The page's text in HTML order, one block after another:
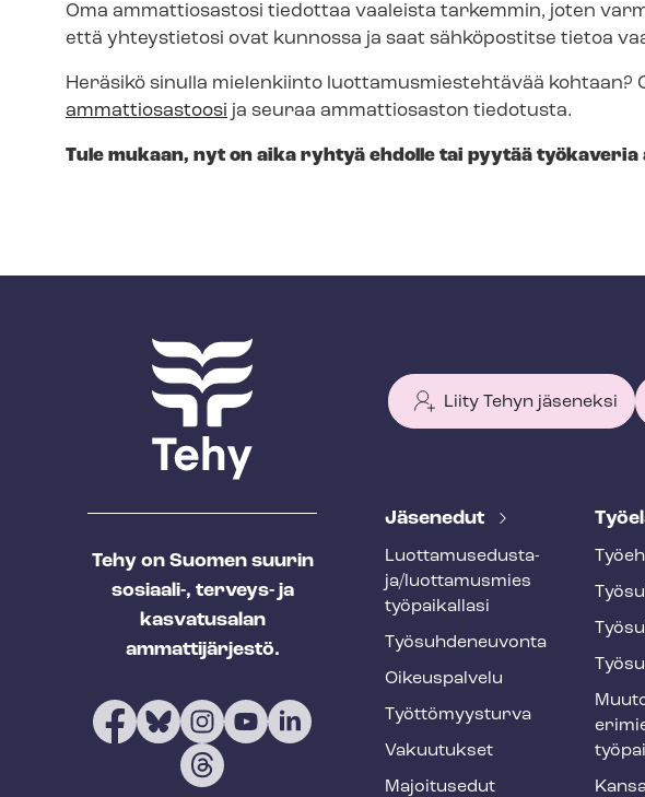
Oma ammattiosastosi tiedottaa vaaleista tarkemmin, joten
että yhteystietosi ovat kunnossa ja saat sähköpostitse tietoa
Heräsikö sinulla mielenkiinto luot­ta­mus­mies­teh­tä­vää kohtaan?
ammattiosastoosi ja seuraa ammattiosaston tiedotusta.
Tule mukaan, nyt on aika ryhtyä ehdolle tai pyytää työkaveria
Tehy on Suomen suurin
sosiaali-, terveys- ja
kasvatusalan
ammattijärjestö.
Liity Tehyn jäseneksi
T
h
y
f
o
o
t
e
Jäsenedut
Luot­ta­muse­dus­ta­
ja/luottamusmies
työpaikallasi
Työ­suh­de­neu­von­ta
Oikeuspalvelu
Työt­tö­myys­tur­va
Vakuutukset
Majoitusedut